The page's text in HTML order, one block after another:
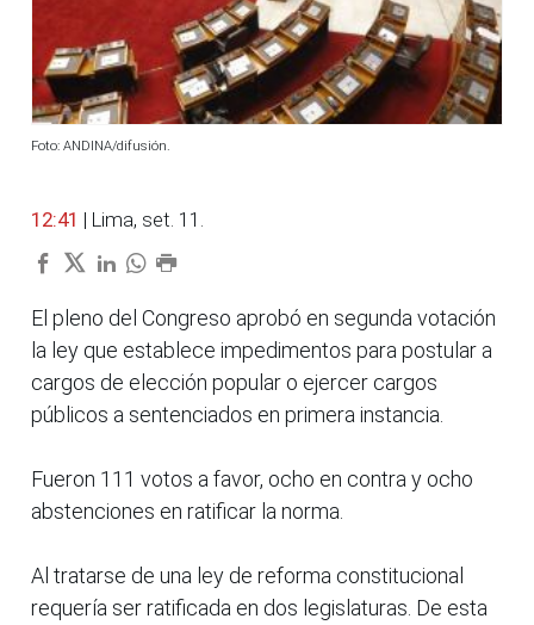
Foto: ANDINA/difusión.
12:41 | Lima, set. 11.
El pleno del Congreso aprobó en segunda votación
la ley que establece impedimentos para postular a
cargos de elección popular o ejercer cargos
públicos a sentenciados en primera instancia.
Fueron 111 votos a favor, ocho en contra y ocho
abstenciones en ratificar la norma.
Al tratarse de una ley de reforma constitucional
requería ser ratificada en dos legislaturas. De esta